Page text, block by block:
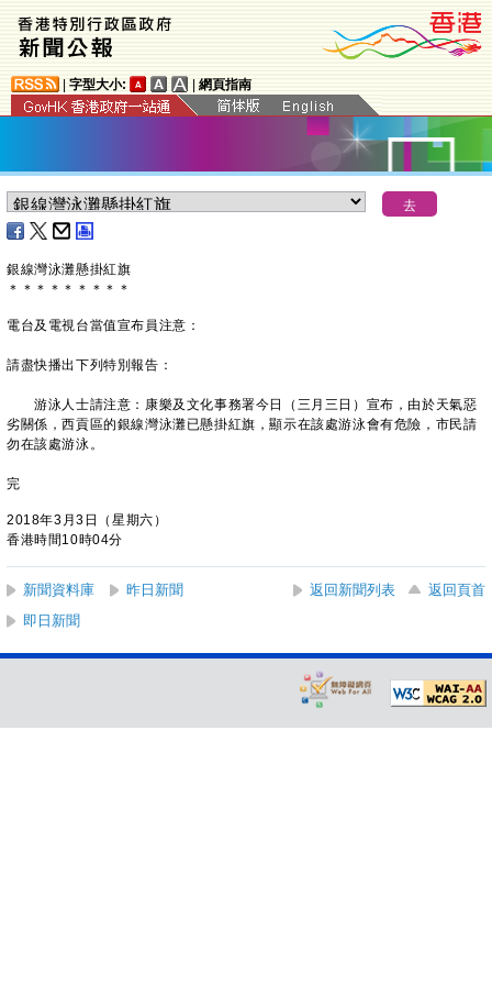
字型大小: 網頁指南
銀線灣泳灘懸掛紅旗
＊ ＊ ＊ ＊ ＊ ＊ ＊ ＊ ＊
電台及電視台當值宣布員注意：
請盡快播出下列特別報告：
游泳人士請注意：康樂及文化事務署今日（三月三日）宣布，由於天氣惡
劣關係，西貢區的銀線灣泳灘已懸掛紅旗，顯示在該處游泳會有危險，市民請
勿在該處游泳。
完
2018年3月3日（星期六）
香港時間10時04分
新聞資料庫 昨日新聞 返回新聞列表
返回頁首
即日新聞